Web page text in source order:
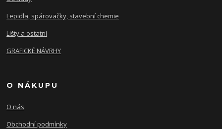
Lepidla, spárovačky, stavební chemie
Lišty a ostatní
GRAFICKÉ NÁVRHY
O NÁKUPU
O nás
Obchodní podmínky